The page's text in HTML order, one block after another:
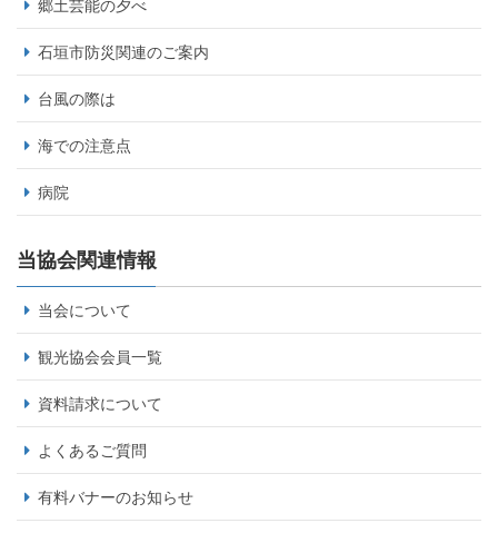
郷土芸能の夕べ
石垣市防災関連のご案内
台風の際は
海での注意点
病院
当協会関連情報
当会について
観光協会会員一覧
資料請求について
よくあるご質問
有料バナーのお知らせ